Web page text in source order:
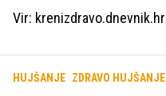
Vir: krenizdravo.dnevnik.hr
HUJŠANJE ZDRAVO HUJŠANJE